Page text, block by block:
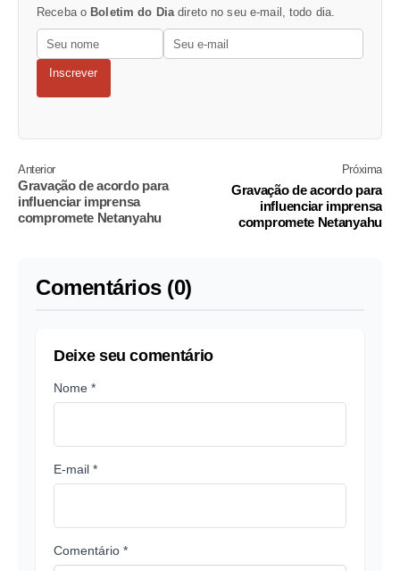
Receba o Boletim do Dia direto no seu e-mail, todo dia.
Inscrever
Anterior
Gravação de acordo para
influenciar imprensa
compromete Netanyahu
Próxima
Gravação de acordo para
influenciar imprensa
compromete Netanyahu
Comentários (0)
Deixe seu comentário
Nome *
E-mail *
Comentário *